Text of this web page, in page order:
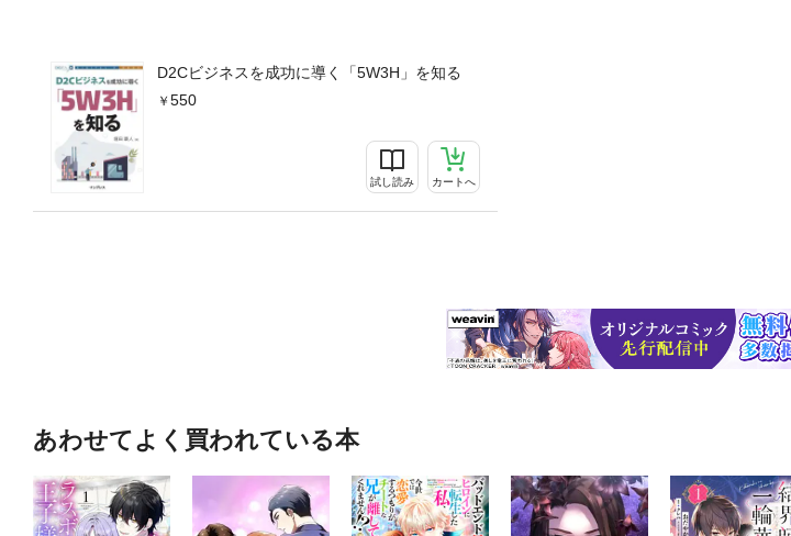
D2Cビジネスを成功に導く「5W3H」を知る
550
試し読み カートへ
あわせてよく買われている本